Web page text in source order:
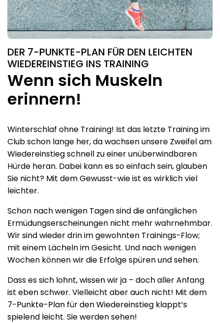
Wenn sich Muskeln
erinnern!
DER 7-PUNKTE-PLAN FÜR DEN LEICHTEN
WIEDEREINSTIEG INS TRAINING
Winterschlaf ohne Training! Ist das letzte Training im
Club schon lange her, da wachsen unsere Zweifel am
Wiedereinstieg schnell zu einer unüberwindbaren
Hürde heran. Dabei kann es so einfach sein, glauben
Sie nicht? Mit dem Gewusst-wie ist es wirklich viel
leichter.
Schon nach wenigen Tagen sind die anfänglichen
Ermüdungserscheinungen nicht mehr wahrnehmbar.
Wir sind wieder drin im gewohnten Trainings-Flow;
mit einem Lächeln im Gesicht. Und nach wenigen
Wochen können wir die Erfolge spüren und sehen.
Dass es sich lohnt, wissen wir ja – doch aller Anfang
ist eben schwer. Vielleicht aber auch nicht! Mit dem
7-Punkte-Plan für den Wiedereinstieg klappt‘s
spielend leicht. Sie werden sehen!